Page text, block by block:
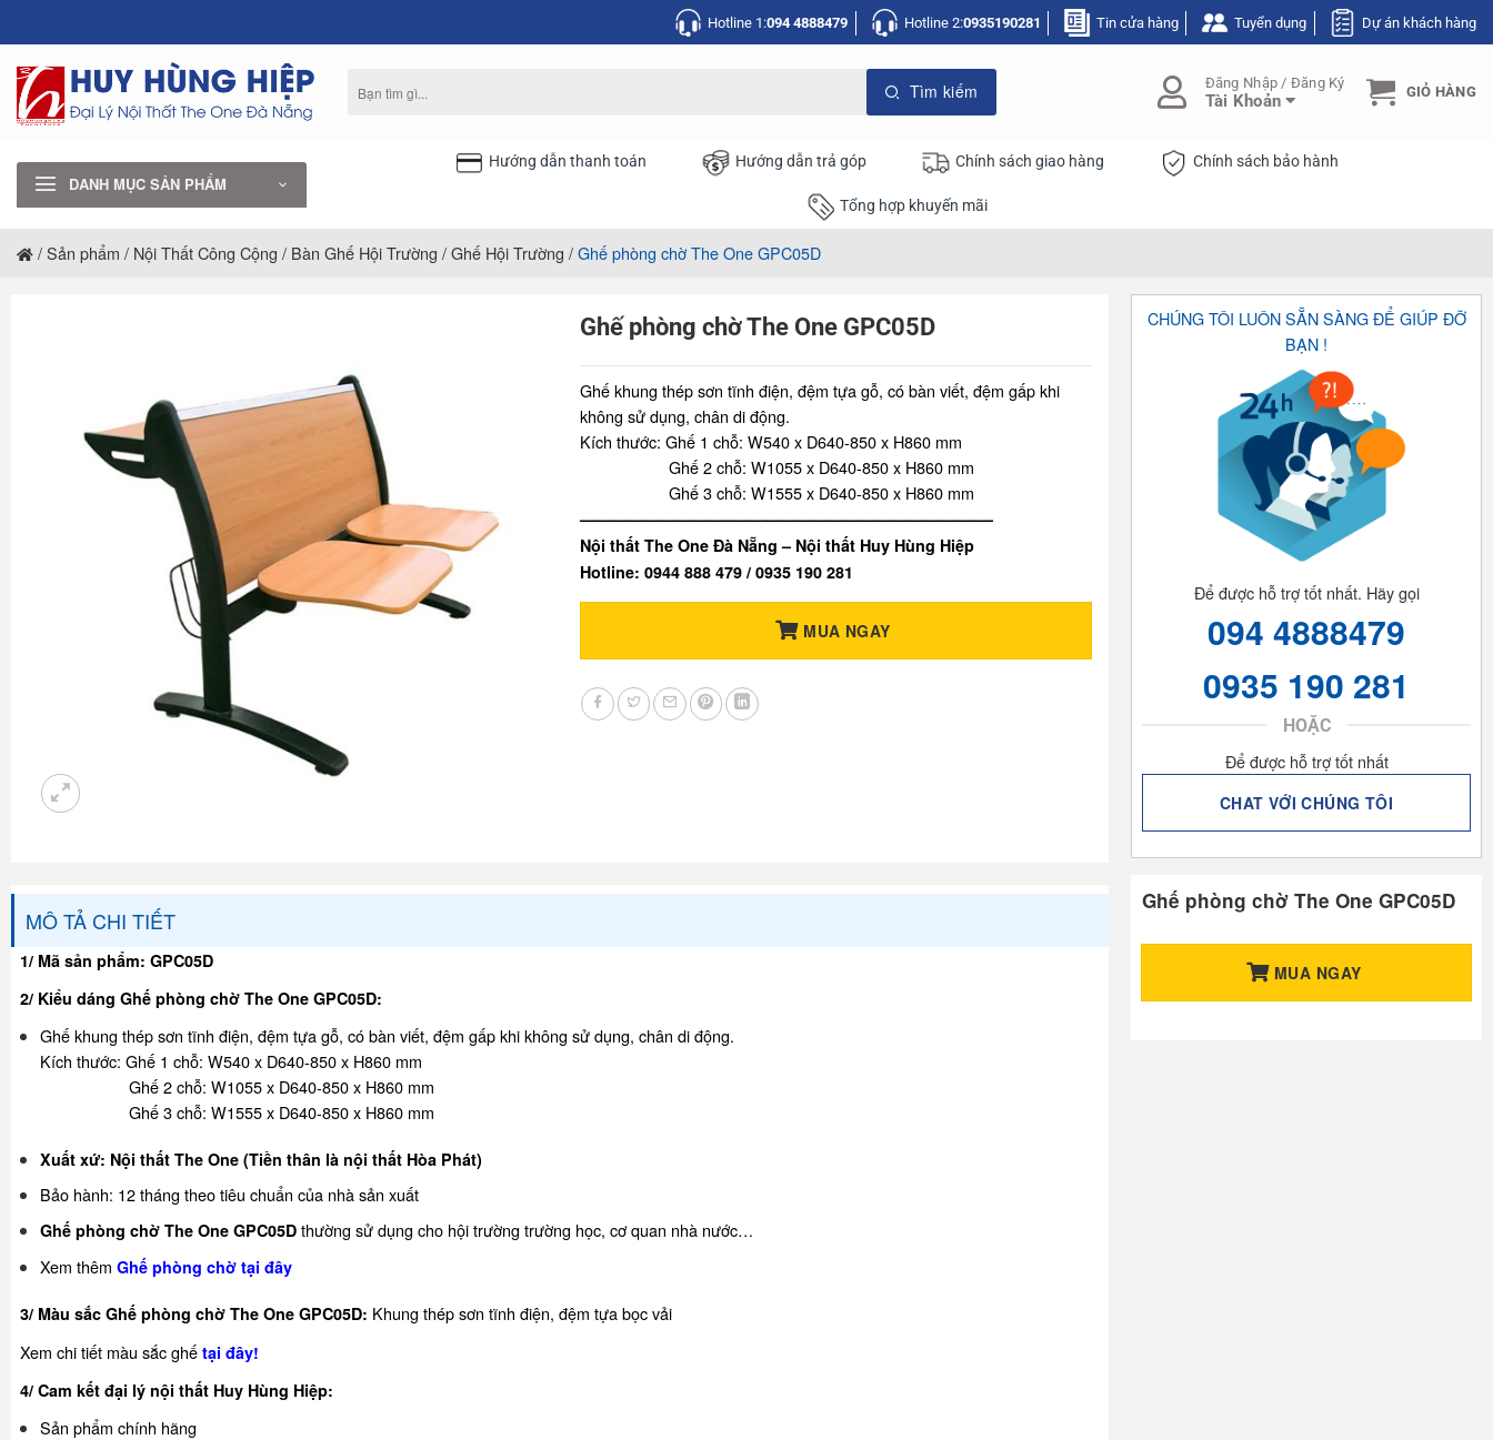
nội
dung
Hotline 1:094 4888479 Hotline 2:0935190281 Tin cửa hàng Tuyển dụng Dự án khách hàng
kiếm:
Đăng Nhập / Đăng Ký
Tài Khoản GIỎ HÀNG
DANH MỤC SẢN PHẨM
Hướng dẫn thanh toán Hướng dẫn trả góp Chính sách giao hàng Chính sách bảo hành
Tổng hợp khuyến mãi
/Sản phẩm / Nội Thất Công Cộng / Bàn Ghế Hội Trường /Ghế Hội Trường /Ghế phòng chờ The One GPC05D
Ghế phòng chờ The One GPC05D
Ghế khung thép sơn tĩnh điện, đệm tựa gỗ, có bàn viết, đệm gấp khi
không sử dụng, chân di động.
Kích thước: Ghế 1 chỗ: W540 x D640-850 x H860 mm
Ghế 2 chỗ: W1055 x D640-850 x H860 mm
Ghế 3 chỗ: W1555 x D640-850 x H860 mm
——————————————————————————–
Nội thất The One Đà Nẵng – Nội thất Huy Hùng Hiệp
Hotline: 0944 888 479 / 0935 190 281
MUA NGAY
MÔ TẢ CHI TIẾT
1/ Mã sản phẩm: GPC05D
2/ Kiểu dáng Ghế phòng chờ The One GPC05D:
Ghế khung thép sơn tĩnh điện, đệm tựa gỗ, có bàn viết, đệm gấp khi không sử dụng, chân di động.
Kích thước: Ghế 1 chỗ: W540 x D640-850 x H860 mm
Ghế 2 chỗ: W1055 x D640-850 x H860 mm
Ghế 3 chỗ: W1555 x D640-850 x H860 mm
Xuất xứ: Nội thất The One (Tiền thân là nội thất Hòa Phát)
Bảo hành: 12 tháng theo tiêu chuẩn của nhà sản xuất
Ghế phòng chờ The One GPC05Dthường sử dụng cho hội trường trường học, cơ quan nhà nước…
Xem thêmGhế phòng chờ tại đây
3/ Màu sắc Ghế phòng chờ The One GPC05D: Khung thép sơn tĩnh điện, đệm tựa bọc vải
Xem chi tiết màu sắc ghế tại đây!
4/ Cam kết đại lý nội thất Huy Hùng Hiệp:
Sản phẩm chính hãng
CHÚNG TÔI LUÔN SẴN SÀNG ĐỂ GIÚP ĐỠ
BẠN !
Để được hỗ trợ tốt nhất. Hãy gọi
094 4888479
0935 190 281
HOẶC
Để được hỗ trợ tốt nhất
CHAT VỚI CHÚNG TÔI
Ghế phòng chờ The One GPC05D
MUA NGAY